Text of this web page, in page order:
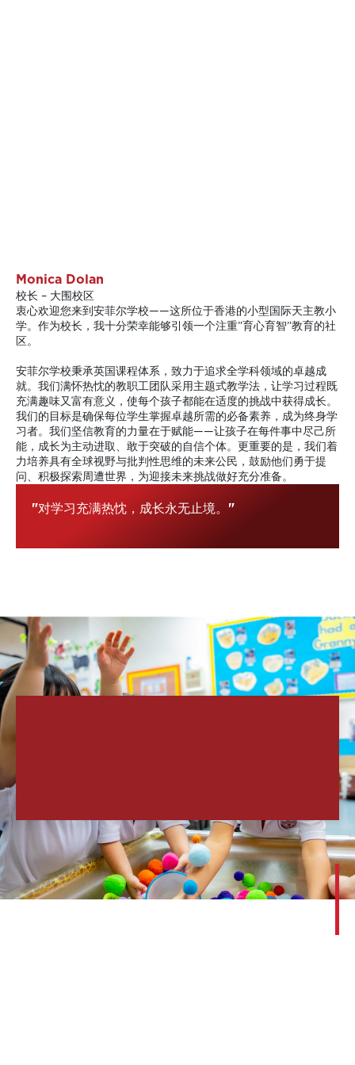
衷心欢迎您来到安菲尔学校——这所位于香港的小型国际天主教小
学。作为校长，我十分荣幸能够引领一个注重”育心育智”教育的社
区。
安菲尔学校秉承英国课程体系，致力于追求全学科领域的卓越成
就。我们满怀热忱的教职工团队采用主题式教学法，让学习过程既
充满趣味又富有意义，使每个孩子都能在适度的挑战中获得成长。
我们的目标是确保每位学生掌握卓越所需的必备素养，成为终身学
习者。我们坚信教育的力量在于赋能——让孩子在每件事中尽己所
能，成长为主动进取、敢于突破的自信个体。更重要的是，我们着
力培养具有全球视野与批判性思维的未来公民，鼓励他们勇于提
问、积极探索周遭世界，为迎接未来挑战做好充分准备。
"对学习充满热忱，成长永无止境。"
Monica Dolan
校长 – 大围校区